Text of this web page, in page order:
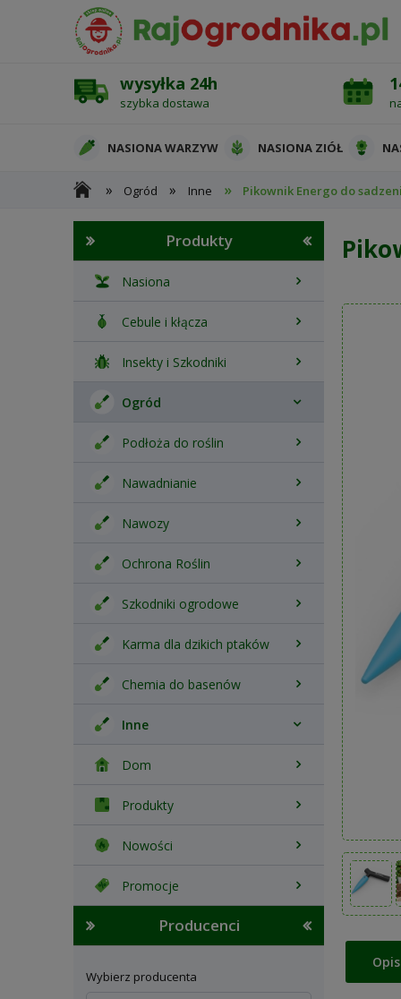
wysyłka 24h
szybka dostawa
NASIONA WARZYW NASIONA ZIÓŁ
OCHRONA ROŚLIN
» Ogród » Inne » Pikownik Energo do
Produkty
Nasiona
Cebule i kłącza
Insekty i Szkodniki
Ogród
Podłoża do roślin
Nawadnianie
Nawozy
Ochrona Roślin
Szkodniki ogrodowe
Karma dla dzikich ptaków
Chemia do basenów
Inne
Dom
Produkty
Nowości
Promocje
Producenci
Wybierz producenta
Opis